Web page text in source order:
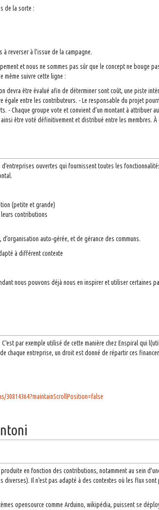
de la sorte :
reverser à l’issue de la campagne.
et nous ne sommes pas sûr que le concept ne bouge
même suivre cette ligne :
devra être évalué afin de déterminer sont coût, une piste
entre les contributeurs. - Le responsable du projet
Chaque groupe vote et convient d’un montant à attribuer
être voté définitivement et distribué entre les membres.
ouvertes qui fournissent toutes les
(petite et grande)
contributions
auto-gérée, et de gérance des communs.
à différent contexte
nous pouvons déjà nous en inspirer et utiliser certaines
par exemple utilisé de cette manière chez Enspiral qui
chaque entreprise, un droit est donné de répartir ces
30814364?maintainScrollPosition=false
en fonction des contributions, notamment au sein
Il n'est pas adapté à des contextes où les flux
opensource comme Arduino, wikipédia, puissent se